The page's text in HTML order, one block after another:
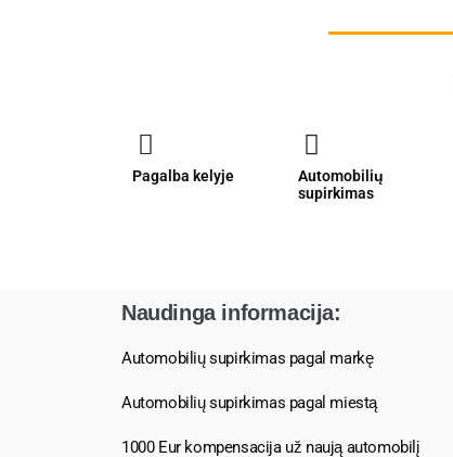
Pagalba kelyje
Automobilių
supirkimas
Naudinga informacija:
Automobilių supirkimas pagal markę
Automobilių supirkimas pagal miestą
1000 Eur kompensacija už naują automobilį